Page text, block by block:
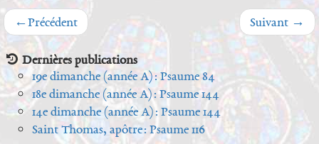
←Précédent Suivant →
Dernières publications
19e dimanche (année A) : Psaume 84
18e dimanche (année A) : Psaume 144
14e dimanche (année A) : Psaume 144
Saint Thomas, apôtre : Psaume 116